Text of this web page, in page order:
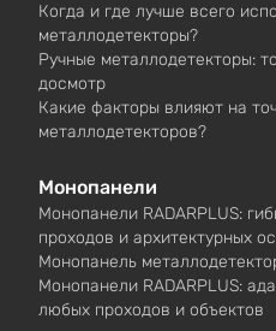
Когда и где лучше всего
металлодетекторы?
Ручные металлодетекторы:
досмотр
Какие факторы влияют на
металлодетекторов?
Монопанели
Монопанели RADARPLUS:
проходов и архитектурных
Монопанель
Монопанели RADARPLUS:
любых проходов и объектов